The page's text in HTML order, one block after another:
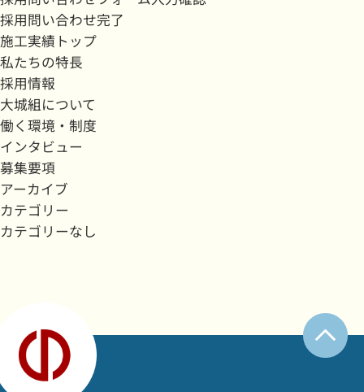
採用問い合わせ完了
施工実績トップ
私たちの特長
採用情報
大城組について
働く環境・制度
インタビュー
募集要項
アーカイブ
カテゴリー
カテゴリーなし